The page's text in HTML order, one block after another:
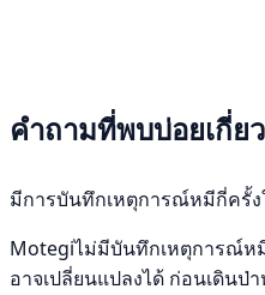
คำถามที่พบบ่อยเกี่
มีการบันทึกเหตุการณ์หมีกี่ครั้ง
Motegiไม่มีบันทึกเหตุการณ์ห
อาจเปลี่ยนแปลงได้ ก่อนเดินป่